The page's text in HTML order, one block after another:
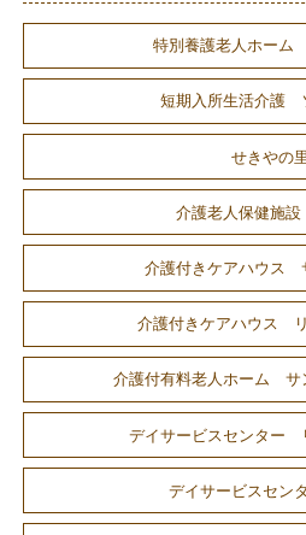
特別養護老人ホーム
短期入所生活介護
せきやの
介護老人保健施
介護付きケアハウス
介護付きケアハウス
介護付有料老人ホーム サ
デイサービスセンター
デイサービスセン